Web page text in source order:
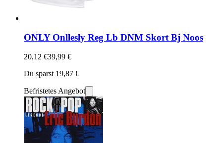
ONLY Onllesly Reg Lb DNM Skort Bj Noos
20,12 €39,99 €
Du sparst 19,87 €
Befristetes Angebot